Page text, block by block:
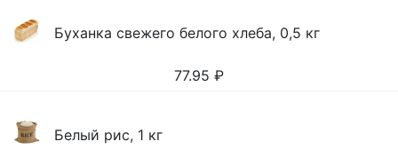
Буханка свежего белого хлеба, 0,5 кг
77.95 ₽
Белый рис, 1 кг